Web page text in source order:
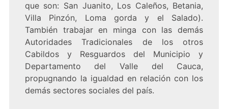
que son: San Juanito, Los Caleños, Betania,
Villa Pinzón, Loma gorda y el Salado).
También trabajar en minga con las demás
Autoridades Tradicionales de los otros
Cabildos y Resguardos del Municipio y
Departamento del Valle del Cauca,
propugnando la igualdad en relación con los
demás sectores sociales del país.